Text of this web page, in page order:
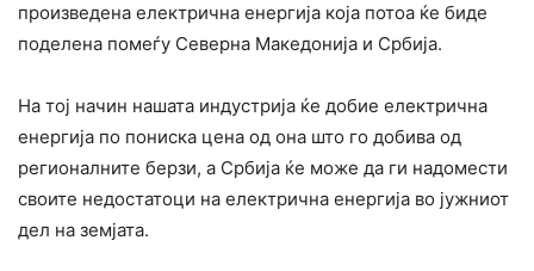
произведена електрична енергија која потоа ќе биде
поделена помеѓу Северна Македонија и Србија.
На тој начин нашата индустрија ќе добие електрична
енергија по пониска цена од она што го добива од
регионалните берзи, а Србија ќе може да ги надомести
своите недостатоци на електрична енергија во јужниот
дел на земјата.